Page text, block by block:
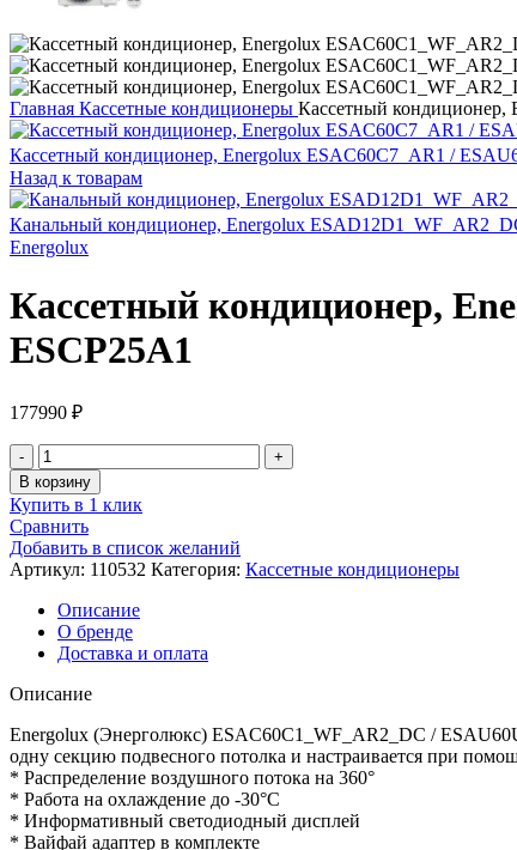
Главная Кассетные кондиционеры Кассетный кондиционер,
Кассетный кондиционер, Energolux ESAC60C7_AR1 /
Назад к товарам
Канальный кондиционер, Energolux
Energolux
Кассетный кондиционер,
ESCP25A1
177990 ₽
Количество
товара
Кассетный
кондиционер,
Energolux
ESAC60C1_WF_AR2_DC
/
ESAU60U1_AR2_DC
/
ESCP25A1
В корзину
Купить в 1 клик
Сравнить
Добавить в список желаний
Артикул: 110532 Категория: Кассетные кондиционеры
Описание
О бренде
Доставка и оплата
Описание
Energolux (Энерголюкс) ESAC60C1_WF_AR2_DC /
одну секцию подвесного потолка и настраивается при
* Распределение воздушного потока на 360°
* Работа на охлаждение до -30°С
* Информативный светодиодный дисплей
* Вайфай адаптер в комплекте